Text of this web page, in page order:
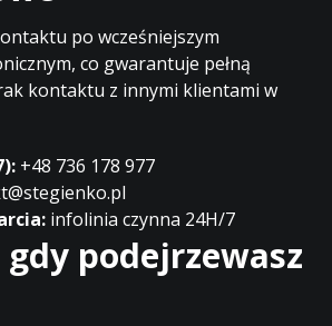
po wcześniejszym
co gwarantuje pełną
kontaktu z innymi klientami w
+48 736 178 977
infolinia czynna 24H/7
gdy podejrzewasz